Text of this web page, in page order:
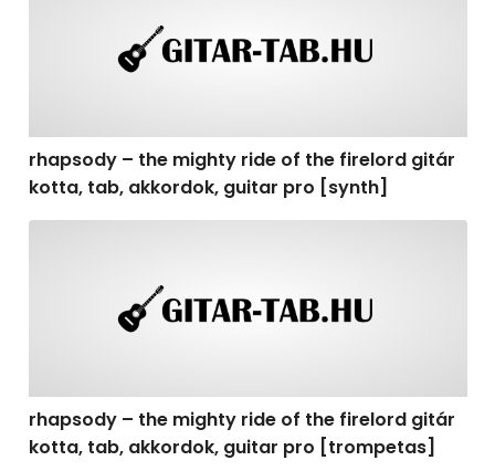
rhapsody – the mighty ride of the firelord gitár
kotta, tab, akkordok, guitar pro [synth]
rhapsody – the mighty ride of the firelord gitár
kotta, tab, akkordok, guitar pro [trompetas]